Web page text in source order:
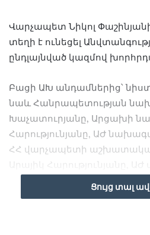
Վարչապետ Նիկոլ
տեղի է ունեցել
ընդլայնված կազմով
Բացի ԱԽ անդամներից՝
նաև Հանրապետության
Խաչատուրյանը, Արցախի
Հարությունյանը, ԱԺ
ՀՀ վարչապետի
Արայիկ Հարությունյանը,
Ռուբեն Ռուբինյանը, ԱԺ
պայմանագիր»
Ցույց տալ